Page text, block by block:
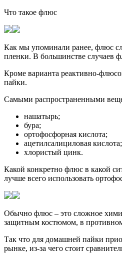
Что такое флюс
Как мы упоминали ранее, флюс
пленки. В большинстве случаев
Кроме варианта реактивно-
пайки.
Самыми распространенными
нашатырь;
бура;
ортофосфорная кислота;
ацетилсалициловая кислота;
хлористый цинк.
Какой конкретно флюс в какой
лучше всего использовать
Обычно флюс – это сложное
защитным костюмом, в противном
Так что для домашней пайки
рынке, из-за чего стоит